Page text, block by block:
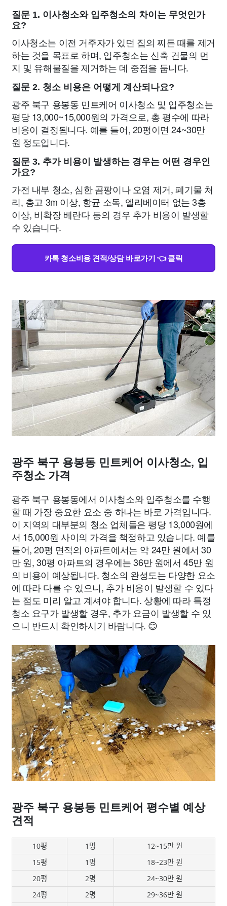
질문 1. 이사청소와 입주청소의 차이는 무엇인가
요?
이사청소는 이전 거주자가 있던 집의 찌든 때를 제거
하는 것을 목표로 하며, 입주청소는 신축 건물의 먼
지 및 유해물질을 제거하는 데 중점을 둡니다.
질문 2. 청소 비용은 어떻게 계산되나요?
광주 북구 용봉동 민트케어 이사청소 및 입주청소는
평당 13,000~15,000원의 가격으로, 총 평수에 따라
비용이 결정됩니다. 예를 들어, 20평이면 24~30만
원 정도입니다.
질문 3. 추가 비용이 발생하는 경우는 어떤 경우인
가요?
가전 내부 청소, 심한 곰팡이나 오염 제거, 폐기물 처
리, 층고 3m 이상, 항균 소독, 엘리베이터 없는 3층
이상, 비확장 베란다 등의 경우 추가 비용이 발생할
수 있습니다.
카톡 청소비용 견적/상담 바로가기 👈 클릭
광주 북구 용봉동 민트케어 이사청소, 입
주청소 가격
광주 북구 용봉동에서 이사청소와 입주청소를 수행
할 때 가장 중요한 요소 중 하나는 바로 가격입니다.
이 지역의 대부분의 청소 업체들은 평당 13,000원에
서 15,000원 사이의 가격을 책정하고 있습니다. 예를
들어, 20평 면적의 아파트에서는 약 24만 원에서 30
만 원, 30평 아파트의 경우에는 36만 원에서 45만 원
의 비용이 예상됩니다. 청소의 완성도는 다양한 요소
에 따라 다를 수 있으니, 추가 비용이 발생할 수 있다
는 점도 미리 알고 계셔야 합니다. 상황에 따라 특정
청소 요구가 발생할 경우, 추가 요금이 발생할 수 있
으니 반드시 확인하시기 바랍니다. 😊
광주 북구 용봉동 민트케어 평수별 예상
견적
10평 1명
12~15만 원
15평
1명
18~23만 원
20평
2명
24~30만 원
24평
2명 29~36만 원